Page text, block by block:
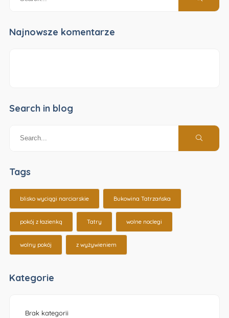
Najnowsze komentarze
Search in blog
Tags
blisko wyciągi narciarskie Bukowina Tatrzańska
pokój z łazienką Tatry wolne noclegi
wolny pokój z wyżywieniem
Kategorie
Brak kategorii